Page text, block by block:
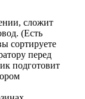
сложит
(Есть
сортируете
перед
подготовит